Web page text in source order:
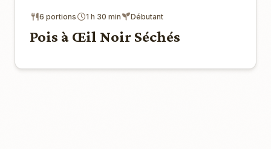
6 portions 1 h 30 min Débutant
Pois à Œil Noir Séchés